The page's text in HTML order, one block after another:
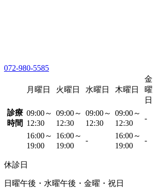
072-980-5585
月曜日 火曜日 水曜日 木曜日
金
曜
日
診療
時間
09:00～
12:30
09:00～
12:30
09:00～
12:30
09:00～
12:30
-
16:00～
19:00
16:00～
19:00
-
16:00～
19:00
-
休診日
日曜午後・水曜午後・金曜・祝日